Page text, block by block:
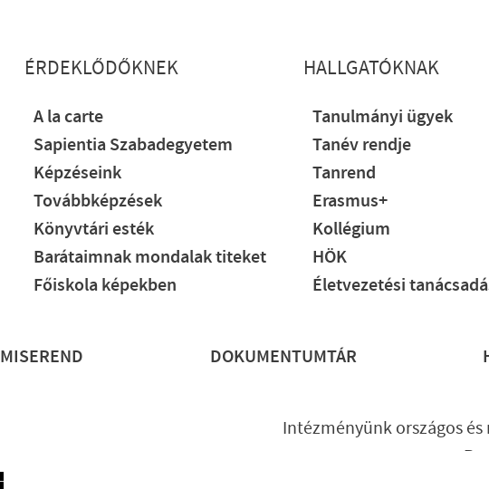
ÉRDEKLŐDŐKNEK
A la carte
Sapientia Szabadegyetem
Képzéseink
Továbbképzések
Könyvtári esték
Barátaimnak mondalak titeket
Főiskola képekben
HALLGATÓKNAK
Tanulmányi ügyek
Tanév rendje
Tanrend
Erasmus+
Kollégium
HÖK
Életvezetési
MISEREND DOKUMENTUMTÁR
Intézményünk országos